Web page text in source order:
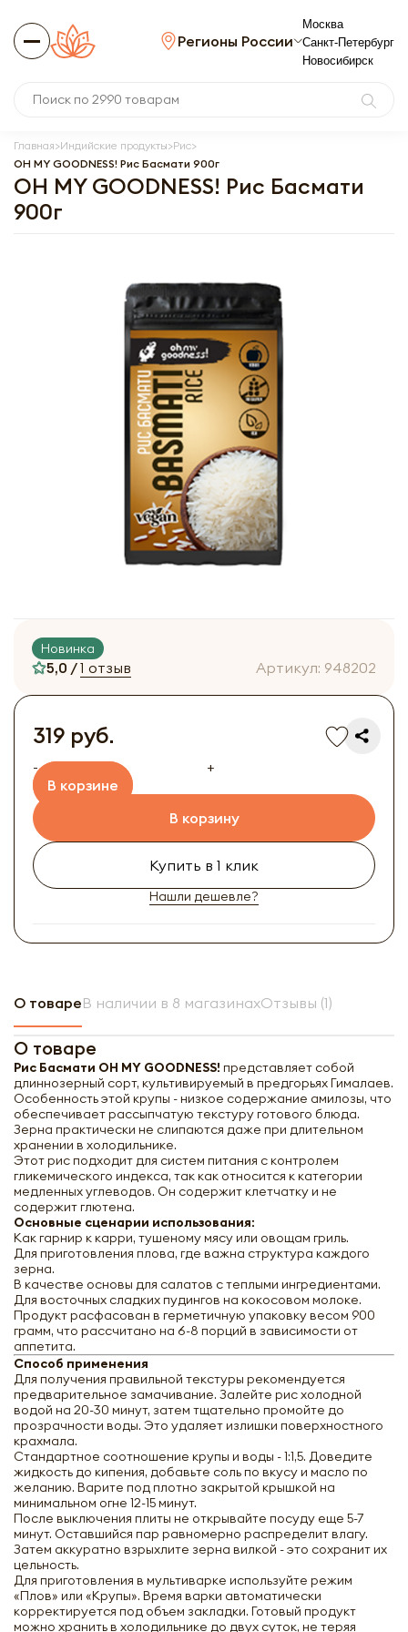
Регионы России
Москва
Санкт-Петербург
Новосибирск
Главная Индийские продукты Рис
OH MY GOODNESS! Рис Басмати 900г
OH MY GOODNESS! Рис Басмати
900г
Новинка
5,0 /1 отзыв Артикул: 948202
319 руб.
-
+
В корзине
В корзину
Купить в 1 клик
Нашли дешевле?
О товареВ наличии в 8 магазинахОтзывы (1)
О товаре
Рис Басмати OH MY GOODNESS! представляет собой
длиннозерный сорт, культивируемый в предгорьях Гималаев.
Особенность этой крупы - низкое содержание амилозы, что
обеспечивает рассыпчатую текстуру готового блюда.
Зерна практически не слипаются даже при длительном
хранении в холодильнике.
Этот рис подходит для систем питания с контролем
гликемического индекса, так как относится к категории
медленных углеводов. Он содержит клетчатку и не
содержит глютена.
Основные сценарии использования:
Как гарнир к карри, тушеному мясу или овощам гриль.
Для приготовления плова, где важна структура каждого
зерна.
В качестве основы для салатов с теплыми ингредиентами.
Для восточных сладких пудингов на кокосовом молоке.
Продукт расфасован в герметичную упаковку весом 900
грамм, что рассчитано на 6-8 порций в зависимости от
аппетита.
Способ применения
Для получения правильной текстуры рекомендуется
предварительное замачивание. Залейте рис холодной
водой на 20-30 минут, затем тщательно промойте до
прозрачности воды. Это удаляет излишки поверхностного
крахмала.
Стандартное соотношение крупы и воды - 1:1,5. Доведите
жидкость до кипения, добавьте соль по вкусу и масло по
желанию. Варите под плотно закрытой крышкой на
минимальном огне 12-15 минут.
После выключения плиты не открывайте посуду еще 5-7
минут. Оставшийся пар равномерно распределит влагу.
Затем аккуратно взрыхлите зерна вилкой - это сохранит их
цельность.
Для приготовления в мультиварке используйте режим
«Плов» или «Крупы». Время варки автоматически
корректируется под объем закладки. Готовый продукт
можно хранить в холодильнике до двух суток, не теряя